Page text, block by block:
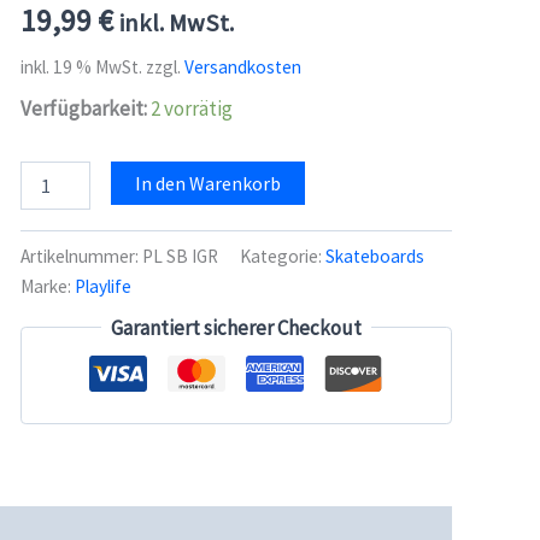
19,99€ inkl. MwSt.
inkl. 19 % MwSt. zzgl. Versandkosten
Verfügbarkeit:2 vorrätig
Skateboard
Green
31"x
8"
In den Warenkorb
Artikelnummer: PL SB IGR Kategorie: Skateboards
Marke: Playlife
Garantiert sicherer Checkout